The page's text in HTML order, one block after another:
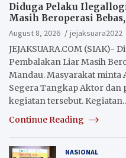
Diduga Pelaku
Masih Beroperasi
Penegak Hukum
Pengurus.
August 8, 2026
jejaksuara2022
JEJAKSUARA.COM (SIAK)-
Pembalakan Liar Masih
Mandau. Masyarakat minta
Segera Tangkap Aktor dan
kegiatan tersebut.
Continue Reading
NASIONAL